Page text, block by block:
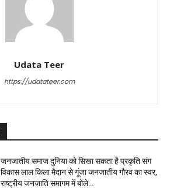
Udata Teer
https://udatateer.com
जनजातीय समाज दुनिया को सिखा सकता है प्रकृति संग
विकास लाल किला मैदान से गूंजा जनजातीय गौरव का स्वर,
राष्ट्रीय जनजाति समागम में बोले...